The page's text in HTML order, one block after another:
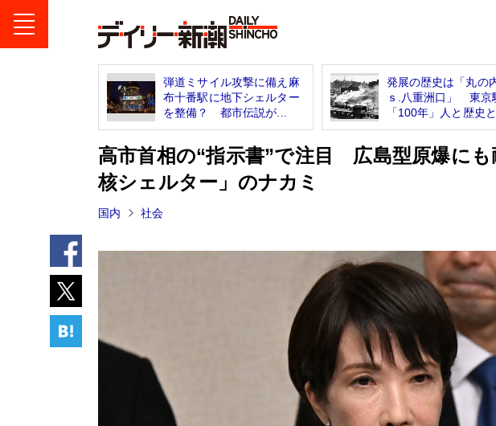
弾道ミサイル攻撃に備え麻
布十番駅に地下シェルター
を整備？ 都市伝説が...
発展の歴史は「丸の
ｓ.八重洲口」 東京
「100年」人と歴史と
高市首相の“指示書”で注目 広島型原爆にも
核シェルター」のナカミ
国内 社会